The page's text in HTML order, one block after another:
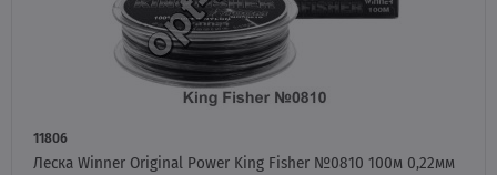
11806
Леска Winner Original Power King Fisher №0810 100м 0,22мм